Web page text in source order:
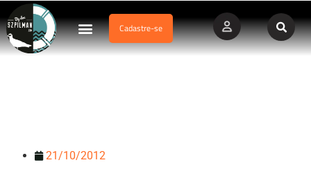
Cadastre-se
Campanha HC – Trauma Raquimedular – Mergulho em Águas
21/10/2012